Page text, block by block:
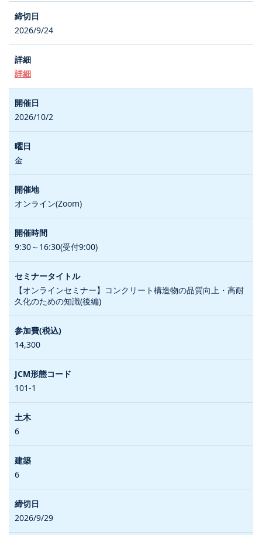
2026/9/24
詳細
2026/10/2
金
オンライン(Zoom)
9:30～16:30(受付9:00)
【オンラインセミナー】コンクリート構造物の品質向上・高耐
久化のための知識(後編)
14,300
101-1
6
6
2026/9/29